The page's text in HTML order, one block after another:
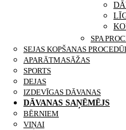
SPA
SEJAS KOPŠANAS
APARĀTMASĀŽAS
SPORTS
DEJAS
IZDEVĪGAS DĀVANAS
DĀVANAS SAŅĒMĒJS
BĒRNIEM
VIŅAI